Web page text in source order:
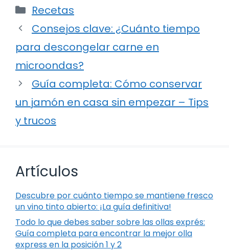
Categorías
Recetas
Consejos clave: ¿Cuánto tiempo
para descongelar carne en
microondas?
Guía completa: Cómo conservar
un jamón en casa sin empezar – Tips
y trucos
Artículos
Descubre por cuánto tiempo se mantiene fresco
un vino tinto abierto: ¡La guía definitiva!
Todo lo que debes saber sobre las ollas exprés:
Guía completa para encontrar la mejor olla
express en la posición 1 y 2